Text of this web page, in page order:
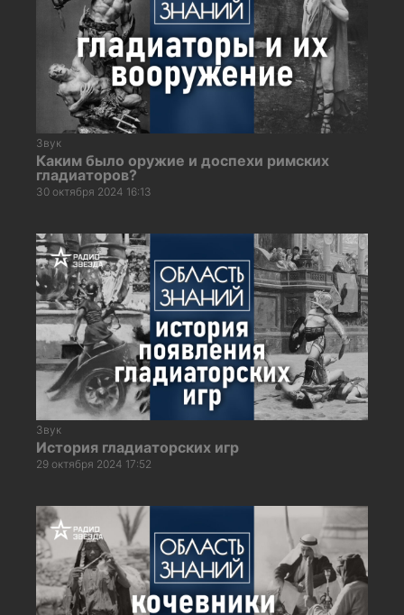
Звук
Каким было оружие и доспехи римских
гладиаторов?
30 октября 2024 16:13
Звук
История гладиаторских игр
29 октября 2024 17:52